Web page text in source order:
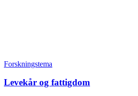
Forskningstema
Levekår og fattigdom